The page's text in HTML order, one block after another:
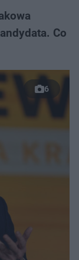
Co
6